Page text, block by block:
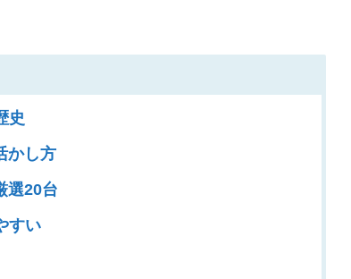
史
かし方
選20台
すい